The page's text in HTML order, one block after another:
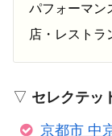
パフォーマン
店・レストラ
▽ セレクテッ
京都市 中